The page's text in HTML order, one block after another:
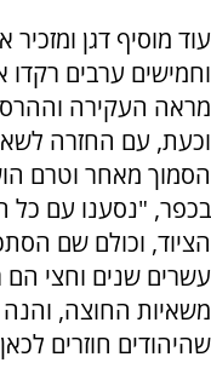
עוד מוסיף דגן
וחמישים ערבים
מראה העקירה וההרס
וכעת, עם החזרה
הסמוך מאחר וטרם
בכפר, "נסענו עם
הציוד, וכולם שם
עשרים שנים וחצי הם
משאיות החוצה, והנה
שהיהודים חוזרים